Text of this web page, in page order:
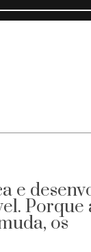
e
Porque
os